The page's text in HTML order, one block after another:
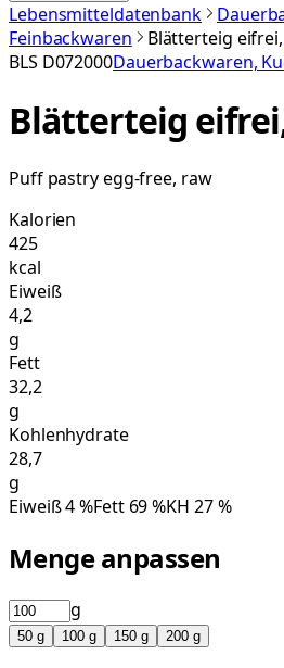
Lebensmitteldatenbank
Feinbackwaren
Blätterteig
BLS D072000Dauerbackwaren,
Blätterteig
Puff pastry egg-free, raw
Kalorien
425
kcal
Eiweiß
4,2
g
Fett
32,2
g
Kohlenhydrate
28,7
g
Eiweiß4%Fett 69%KH 27%
Menge anpassen
g
50 g 100 g 150 g 200 g